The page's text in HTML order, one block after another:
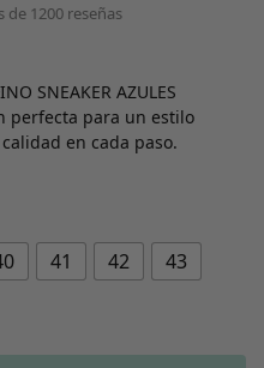
de 1200 reseñas
SNEAKER AZULES
perfecta para un estilo
en cada paso.
41 42
43